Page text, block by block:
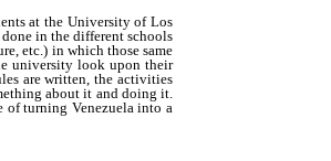
at the University of Los
in the different schools
etc.) in which those same
university look upon their
are written, the activities
about it and doing it.
of turning Venezuela into a